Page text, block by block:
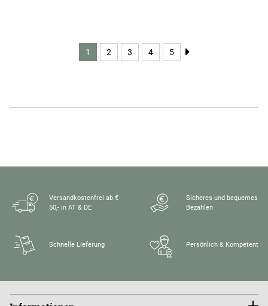
1 2 3 4 5
Versandkostenfrei ab €
50,- in AT & DE
Sicheres und bequemes
Bezahlen
Schnelle Lieferung Persönlich & Kompetent